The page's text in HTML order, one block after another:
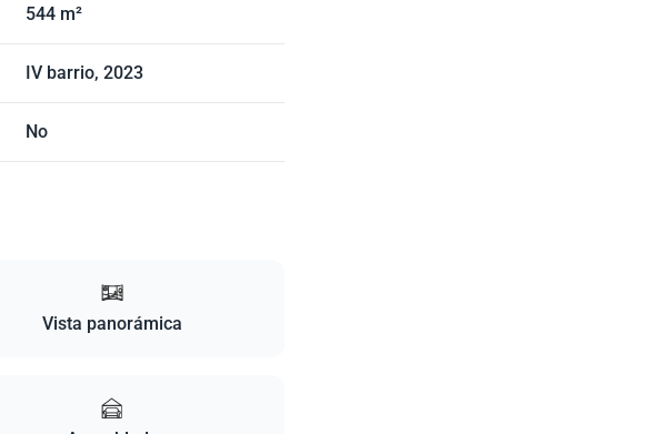
544 m²
IV barrio, 2023
No
Vista panorámica